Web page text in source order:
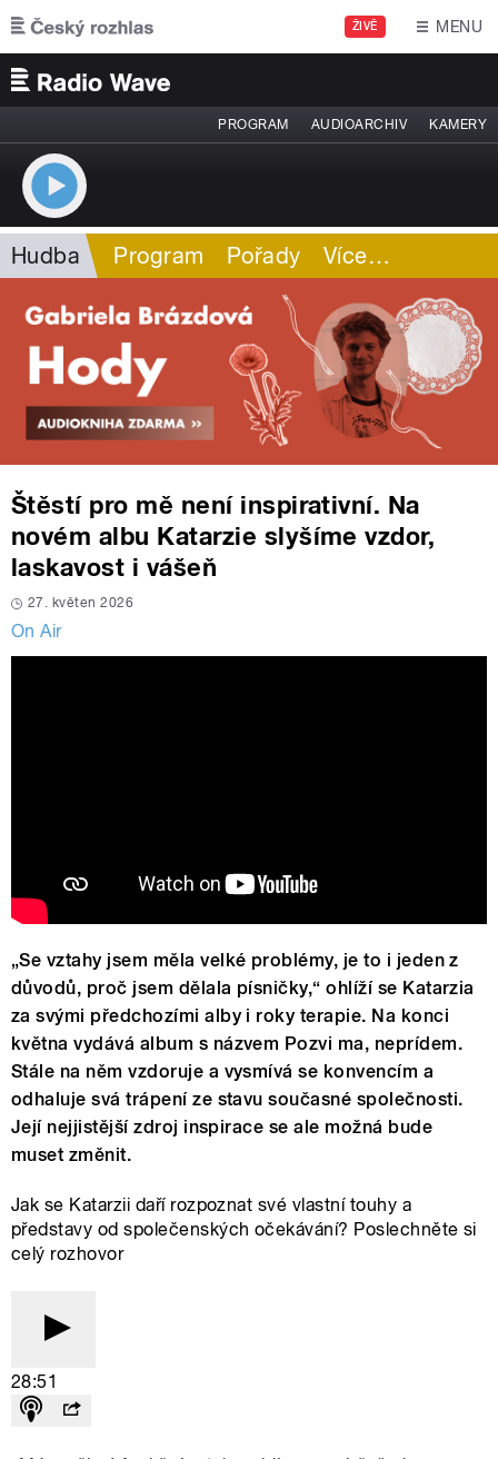
Přejít k hlavnímu obsahu
ŽIVĚ MENU
PROGRAM AUDIOARCHIV KAMERY
Hudba Program Pořady Více…
Štěstí pro mě není inspirativní. Na
novém albu Katarzie slyšíme vzdor,
laskavost i vášeň
27. květen 2026
On Air
„Se vztahy jsem měla velké problémy, je to i jeden z
důvodů, proč jsem dělala písničky,“ ohlíží se Katarzia
za svými předchozími alby i roky terapie. Na konci
května vydává album s názvem Pozvi ma, neprídem.
Stále na něm vzdoruje a vysmívá se konvencím a
odhaluje svá trápení ze stavu současné společnosti.
Její nejjistější zdroj inspirace se ale možná bude
muset změnit.
Jak se Katarzii daří rozpoznat své vlastní touhy a
představy od společenských očekávání? Poslechněte si
celý rozhovor
28:51